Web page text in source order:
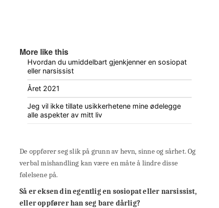
More like this
Hvordan du umiddelbart gjenkjenner en sosiopat
eller narsissist
Året 2021
Jeg vil ikke tillate usikkerhetene mine ødelegge
alle aspekter av mitt liv
De oppfører seg slik på grunn av hevn, sinne og sårhet. Og
verbal mishandling kan være en måte å lindre disse
følelsene på.
Så er eksen din egentlig en sosiopat eller narsissist,
eller oppfører han seg bare dårlig?